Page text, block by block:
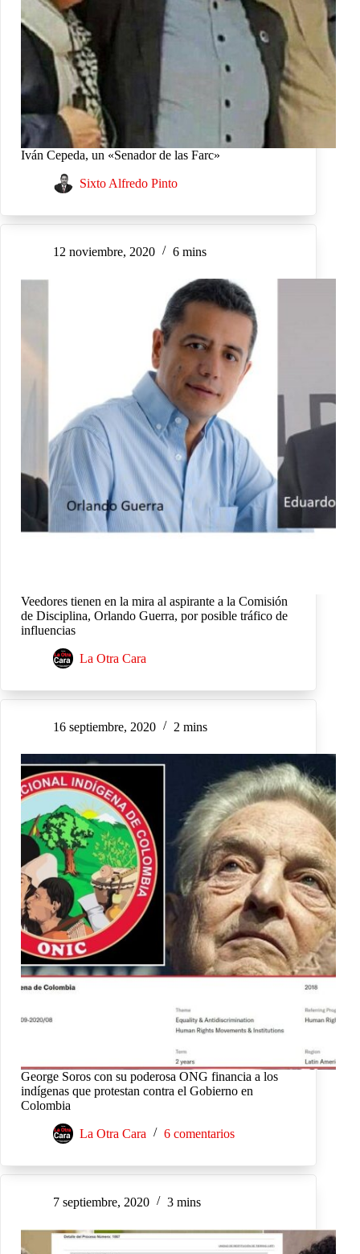
Iván Cepeda, un «Senador de las Farc»
Sixto Alfredo Pinto
12 noviembre, 2020 6 mins
Veedores tienen en la mira al aspirante a la Comisión
de Disciplina, Orlando Guerra, por posible tráfico de
influencias
La Otra Cara
16 septiembre, 2020 2 mins
George Soros con su poderosa ONG financia a los
indígenas que protestan contra el Gobierno en
Colombia
La Otra Cara 6 comentarios
7 septiembre, 2020 3 mins